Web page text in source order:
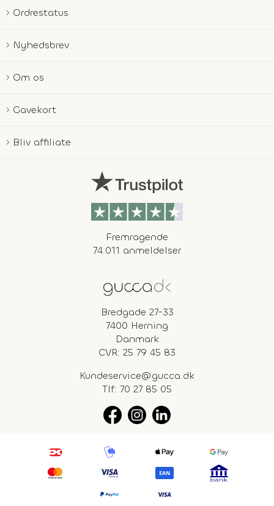
Ordrestatus
Nyhedsbrev
Om os
Gavekort
Bliv affiliate
Fremragende
74.011 anmeldelser
Bredgade 27-33
7400 Herning
Danmark
CVR: 25 79 45 83
Kundeservice@gucca.dk
Tlf: 70 27 85 05